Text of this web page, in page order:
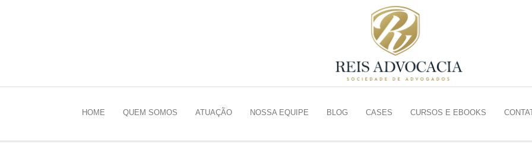
HOME QUEM SOMOS ATUAÇÃO NOSSA EQUIPE BLOG CASES CURSOS E EBOOKS